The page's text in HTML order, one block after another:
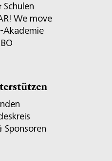
Schulen
We move
Akademie
Sponsoren